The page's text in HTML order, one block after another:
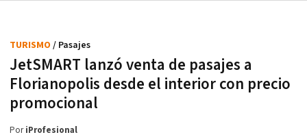
JetSMART lanzó venta de pasajes a
Florianopolis desde el interior con precio
promocional
TURISMO / Pasajes
PoriProfesional